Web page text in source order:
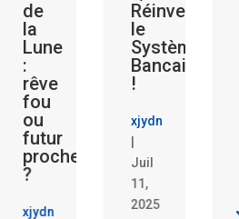
de
la
Lune
:
rêve
fou
ou
futur
proche
?
xjydn
Réinventent
le
Système
Bancaire
!
xjydn
|
Juil
11,
2025